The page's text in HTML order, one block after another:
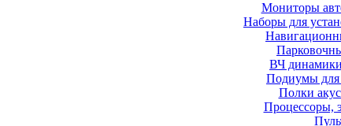
Мониторы
Наборы для
ВЧ
Подиумы для
Полки
Процессоры,